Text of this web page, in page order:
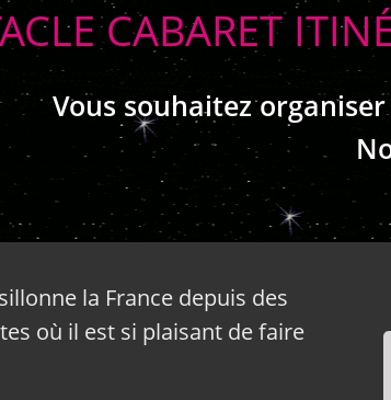
CABARET
Vous souhaitez
la France depuis des
où il est si plaisant de faire